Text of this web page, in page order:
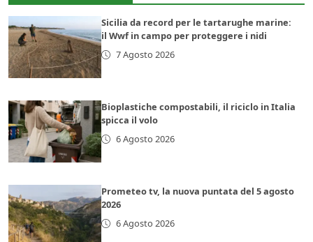
Sicilia da record per le tartarughe marine:
il Wwf in campo per proteggere i nidi
7 Agosto 2026
Bioplastiche compostabili, il riciclo in Italia
spicca il volo
6 Agosto 2026
Prometeo tv, la nuova puntata del 5 agosto
2026
6 Agosto 2026